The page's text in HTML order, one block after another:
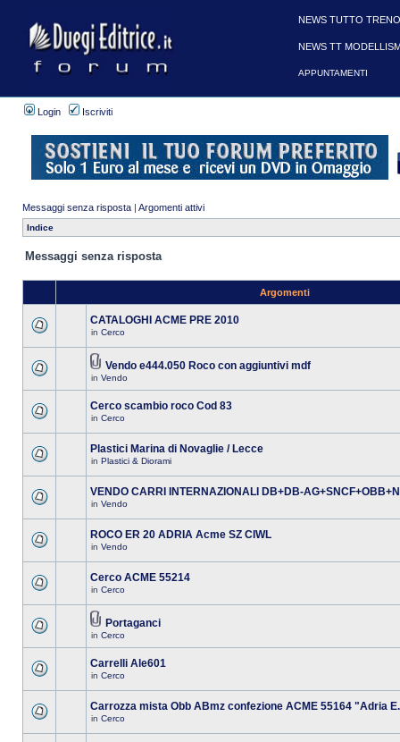
Login Iscriviti
Messaggi senza risposta | Argomenti attivi
Indice
Messaggi senza risposta
Argomenti
CATALOGHI ACME PRE 2010
in Cerco
Vendo e444.050 Roco con aggiuntivi mdf
in Vendo
Cerco scambio roco Cod 83
in Cerco
Plastici Marina di Novaglie / Lecce
in Plastici & Diorami
VENDO CARRI INTERNAZIONALI DB+DB-
in Vendo
ROCO ER 20 ADRIA Acme SZ CIWL
in Vendo
Cerco ACME 55214
in Cerco
Portaganci
in Cerco
Carrelli Ale601
in Cerco
Carrozza mista Obb ABmz confezione ACME 55164 "Adria
in Cerco
NEWS TUTTO
NEWS TT
APPUNTAMENTI